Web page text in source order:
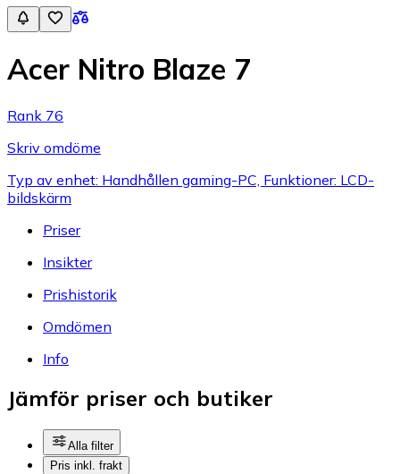
Acer Nitro Blaze 7
Rank 76
Skriv omdöme
Typ av enhet: Handhållen gaming-PC, Funktioner: LCD-
bildskärm
Priser
Insikter
Prishistorik
Omdömen
Info
Jämför priser och butiker
Alla filter
Pris inkl. frakt